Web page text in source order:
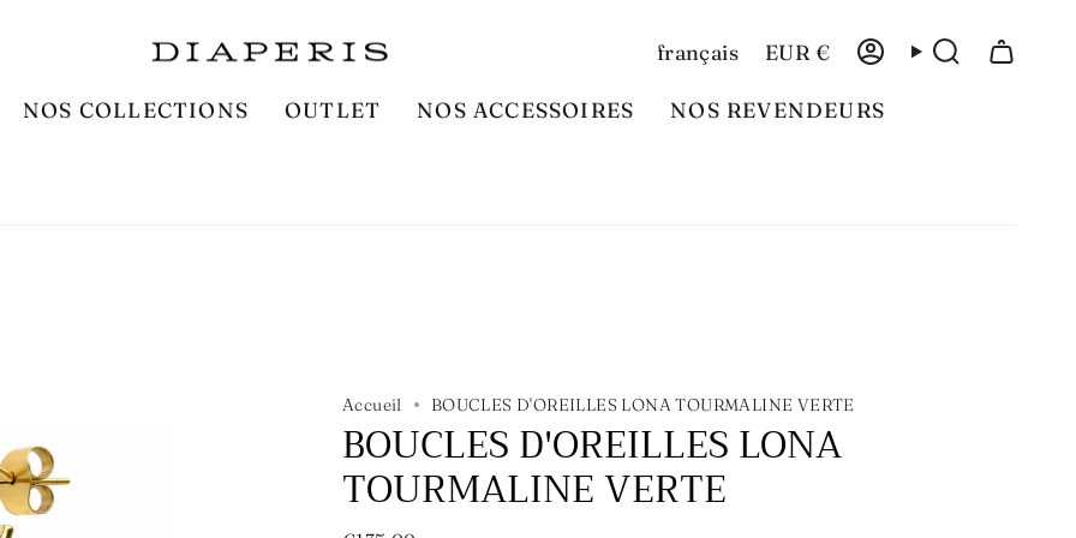
Langue
français Devise
EUR € CompteRecherche
NOS COLLECTIONS OUTLET NOS ACCESSOIRES NOS REVENDEURS
Accueil BOUCLES D'OREILLES LONA TOURMALINE VERTE
BOUCLES D'OREILLES LONA
TOURMALINE VERTE